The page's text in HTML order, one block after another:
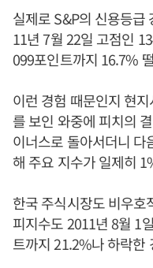
실제로 S&P의 신용등급
11년 7월 22일 고점인
099포인트까지 16.7%
이런 경험 때문인지 현
를 보인 와중에 피치의
이너스로 돌아서더니 다
해 주요 지수가 일제히
한국 주식시장도 비우호
피지수도 2011년 8월 1
트까지 21.2%나 하락한